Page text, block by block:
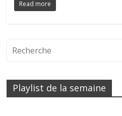
Read more
Playlist de la semaine